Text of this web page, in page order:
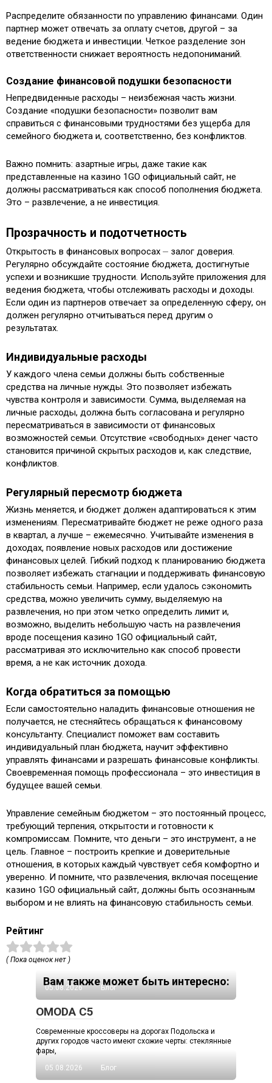
Распределите обязанности по управлению финансами. Один
партнер может отвечать за оплату счетов, другой – за
ведение бюджета и инвестиции. Четкое разделение зон
ответственности снижает вероятность недопониманий.
Создание финансовой подушки безопасности
Непредвиденные расходы – неизбежная часть жизни.
Создание «подушки безопасности» позволит вам
справиться с финансовыми трудностями без ущерба для
семейного бюджета и, соответственно, без конфликтов.
Важно помнить: азартные игры, даже такие как
представленные на казино 1GO официальный сайт, не
должны рассматриваться как способ пополнения бюджета.
Это – развлечение, а не инвестиция.
Прозрачность и подотчетность
Открытость в финансовых вопросах ⏤ залог доверия.
Регулярно обсуждайте состояние бюджета, достигнутые
успехи и возникшие трудности. Используйте приложения для
ведения бюджета, чтобы отслеживать расходы и доходы.
Если один из партнеров отвечает за определенную сферу, он
должен регулярно отчитываться перед другим о
результатах.
Индивидуальные расходы
У каждого члена семьи должны быть собственные
средства на личные нужды. Это позволяет избежать
чувства контроля и зависимости. Сумма, выделяемая на
личные расходы, должна быть согласована и регулярно
пересматриваться в зависимости от финансовых
возможностей семьи. Отсутствие «свободных» денег часто
становится причиной скрытых расходов и, как следствие,
конфликтов.
Регулярный пересмотр бюджета
Жизнь меняется, и бюджет должен адаптироваться к этим
изменениям. Пересматривайте бюджет не реже одного раза
в квартал, а лучше – ежемесячно. Учитывайте изменения в
доходах, появление новых расходов или достижение
финансовых целей. Гибкий подход к планированию бюджета
позволяет избежать стагнации и поддерживать финансовую
стабильность семьи. Например, если удалось сэкономить
средства, можно увеличить сумму, выделяемую на
развлечения, но при этом четко определить лимит и,
возможно, выделить небольшую часть на развлечения
вроде посещения казино 1GO официальный сайт,
рассматривая это исключительно как способ провести
время, а не как источник дохода.
Когда обратиться за помощью
Если самостоятельно наладить финансовые отношения не
получается, не стесняйтесь обращаться к финансовому
консультанту. Специалист поможет вам составить
индивидуальный план бюджета, научит эффективно
управлять финансами и разрешать финансовые конфликты.
Своевременная помощь профессионала – это инвестиция в
будущее вашей семьи.
Управление семейным бюджетом – это постоянный процесс,
требующий терпения, открытости и готовности к
компромиссам. Помните, что деньги – это инструмент, а не
цель. Главное – построить крепкие и доверительные
отношения, в которых каждый чувствует себя комфортно и
уверенно. И помните, что развлечения, включая посещение
казино 1GO официальный сайт, должны быть осознанным
выбором и не влиять на финансовую стабильность семьи.
Рейтинг
( Пока оценок нет )
Вам также может быть интересно:
05.08.2026 Блог
OMODA C5
Современные кроссоверы на дорогах Подольска и
других городов часто имеют схожие черты: стеклянные
фары,
05.08.2026
Блог